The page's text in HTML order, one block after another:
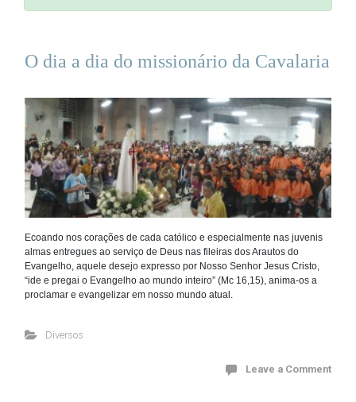
O dia a dia do missionário da Cavalaria
Ecoando nos corações de cada católico e especialmente nas juvenis
almas entregues ao serviço de Deus nas fileiras dos Arautos do
Evangelho, aquele desejo expresso por Nosso Senhor Jesus Cristo,
“ide e pregai o Evangelho ao mundo inteiro” (Mc 16,15), anima-os a
proclamar e evangelizar em nosso mundo atual.
Diversos
Leave a Comment